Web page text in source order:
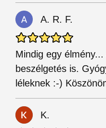
A. R. F.
Mindig egy
beszélgetés is.
léleknek :-)
K.